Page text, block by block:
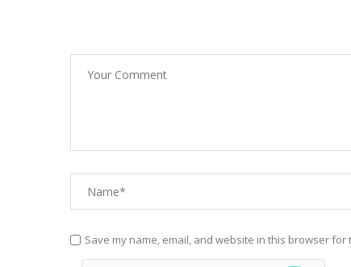
Save my name, email, and website in this browser for